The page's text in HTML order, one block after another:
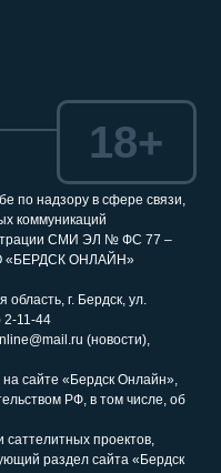
по надзору в сфере связи,
коммуникаций
СМИ ЭЛ № ФС 77 –
«БЕРДСК ОНЛАЙН»
г. Бердск, ул.
2-11-44
(новости),
сайте «Бердск Онлайн»,
РФ, в том числе, об
саттелитных проектов,
раздел сайта «Бердск
18+